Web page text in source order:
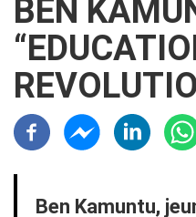
BEN
Résaux sociaux
Ben Kamuntu,